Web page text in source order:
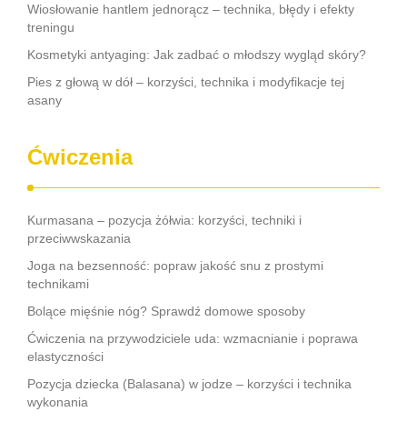
Wiosłowanie hantlem jednorącz – technika, błędy i efekty
treningu
Kosmetyki antyaging: Jak zadbać o młodszy wygląd skóry?
Pies z głową w dół – korzyści, technika i modyfikacje tej
asany
Ćwiczenia
Kurmasana – pozycja żółwia: korzyści, techniki i
przeciwwskazania
Joga na bezsenność: popraw jakość snu z prostymi
technikami
Bolące mięśnie nóg? Sprawdź domowe sposoby
Ćwiczenia na przywodziciele uda: wzmacnianie i poprawa
elastyczności
Pozycja dziecka (Balasana) w jodze – korzyści i technika
wykonania